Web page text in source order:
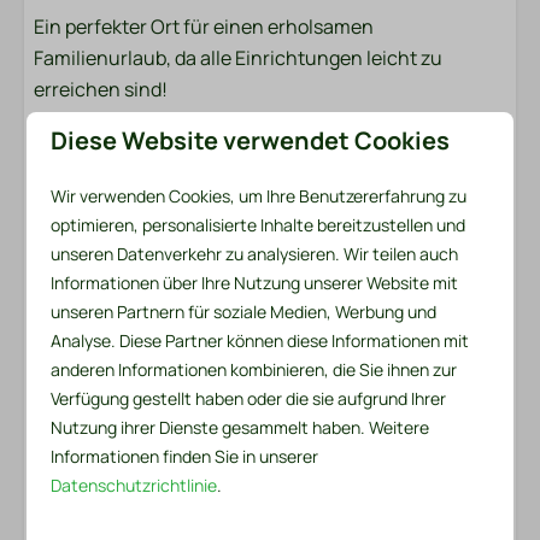
Hoover
Waschmaschine
Unterhaltung
Smart-TV
Wi-Fi
Küche
Pfannen
Toaster
Besteck
Esstisch
Schilder
Geschirrspüler
Gläser zum Trinken
Ein perfekter Ort für einen erholsamen
Familienurlaub, da alle Einrichtungen leicht zu
erreichen sind!
Bettwäsche und Handtücher liegen für Sie bereit
Das Bettwäschepaket pro Person enthält ein
Spannbettlaken, einen Bettbezug und einen
Kissenbezug. Im Handtuchpaket finden Sie sowohl
ein kleines als auch ein großes Handtuch. Zusätzlich
sind ein Küchentuch und ein Geschirrtuch
vorhanden. Für den ersten Tag gibt es auch ein
praktisches Service-Set. Dazu gehören ein Müllsack,
eine Spülbürste, ein Spültuch, Spülmittel, zwei
Spülmaschinentabs und eine Rolle Toilettenpapier.
Betten gemacht?
Diese Website verwendet Cookies
Wir verwenden Cookies, um Ihre Benutzererfahrung zu
optimieren, personalisierte Inhalte bereitzustellen und
unseren Datenverkehr zu analysieren. Wir teilen auch
Informationen über Ihre Nutzung unserer Website mit
unseren Partnern für soziale Medien, Werbung und
Analyse. Diese Partner können diese Informationen mit
anderen Informationen kombinieren, die Sie ihnen zur
Verfügung gestellt haben oder die sie aufgrund Ihrer
Nutzung ihrer Dienste gesammelt haben. Weitere
Informationen finden Sie in unserer
Datenschutzrichtlinie.